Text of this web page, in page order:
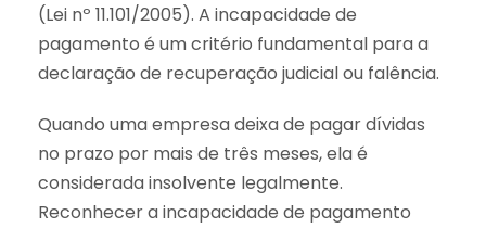
(Lei nº 11.101/2005). A incapacidade de
pagamento é um critério fundamental para a
declaração de recuperação judicial ou falência.
Quando uma empresa deixa de pagar dívidas
no prazo por mais de três meses, ela é
considerada insolvente legalmente.
Reconhecer a incapacidade de pagamento